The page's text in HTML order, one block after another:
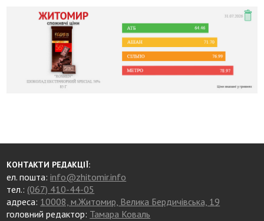
КОНТАКТИ РЕДАКЦІЇ:
ел. пошта:info@zhitomir.info
тел.: (067) 410-44-05
адреса: 10008, м.Житомир, Велика Бердичівська, 19
головний редактор: Тамара Коваль